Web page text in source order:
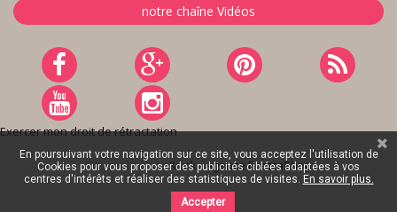
notre chaîne Vidéos
Exercer mon droit de rétractation
Site réalisé parKiwik - Agence PrestaShop
En poursuivant votre navigation sur ce site, vous acceptez l'utilisation de
Cookies pour vous proposer des publicités ciblées adaptées à vos
centres d'intérêts et réaliser des statistiques de visites. En savoir plus.
Accepter